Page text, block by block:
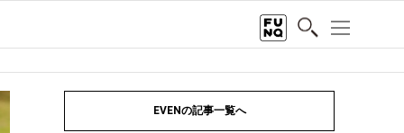
EVENの記事一覧へ